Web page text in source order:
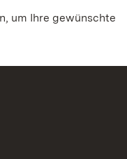
um Ihre gewünschte